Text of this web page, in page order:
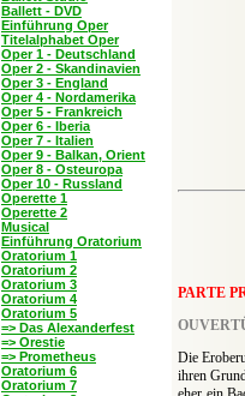
Ballett - DVD
Einführung Oper
Titelalphabet Oper
Oper 1 - Deutschland
Oper 2 - Skandinavien
Oper 3 - England
Oper 4 - Nordamerika
Oper 5 - Frankreich
Oper 6 - Iberia
Oper 7 - Italien
Oper 9 - Balkan, Orient
Oper 8 - Osteuropa
Oper 10 - Russland
Operette 1
Operette 2
Musical
Einführung Oratorium
Oratorium 1
Oratorium 2
Oratorium 3
Oratorium 4
Oratorium 5
=> Das Alexanderfest
=> Orestie
=> Prometheus
Oratorium 6
Oratorium 7
PARTE
Die
ihren